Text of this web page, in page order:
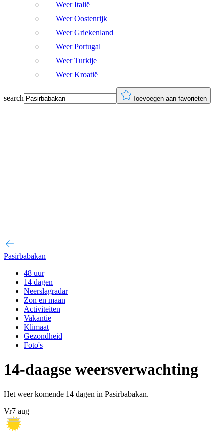
Weer Italië
Weer Oostenrijk
Weer Griekenland
Weer Portugal
Weer Turkije
Weer Kroatië
search Toevoegen aan favorieten
Pasirbabakan
48 uur
14 dagen
Neerslagradar
Zon en maan
Activiteiten
Vakantie
Klimaat
Gezondheid
Foto's
14-daagse weersverwachting
Het weer komende 14 dagen in Pasirbabakan.
Vr7 aug